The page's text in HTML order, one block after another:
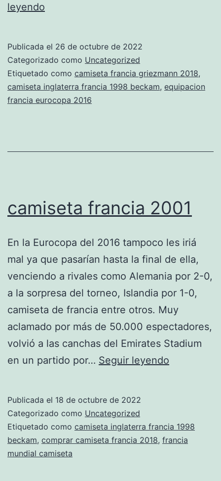
leyendo
Publicada el 26 de octubre de 2022
Categorizado como Uncategorized
Etiquetado como camiseta francia griezmann 2018,
camiseta inglaterra francia 1998 beckam, equipacion
francia eurocopa 2016
camiseta francia 2001
En la Eurocopa del 2016 tampoco les iriá
mal ya que pasarían hasta la final de ella,
venciendo a rivales como Alemania por 2-0,
a la sorpresa del torneo, Islandia por 1-0,
camiseta de francia entre otros. Muy
aclamado por más de 50.000 espectadores,
volvió a las canchas del Emirates Stadium
en un partido por… Seguir leyendo
Publicada el 18 de octubre de 2022
Categorizado como Uncategorized
Etiquetado como camiseta inglaterra francia 1998
beckam, comprar camiseta francia 2018, francia
mundial camiseta